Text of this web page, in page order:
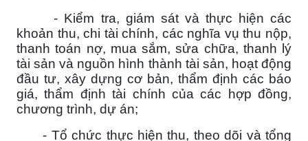
- Kiểm tra, giám sát và thực hiện các
khoản thu, chi tài chính, các nghĩa vụ thu nộp,
thanh toán nợ, mua sắm, sửa chữa, thanh lý
tài sản và nguồn hình thành tài sản, hoạt động
đầu tư, xây dựng cơ bản, thẩm định các báo
giá, thẩm định tài chính của các hợp đồng,
chương trình, dự án;
- Tổ chức thực hiện thu, theo dõi và tổng